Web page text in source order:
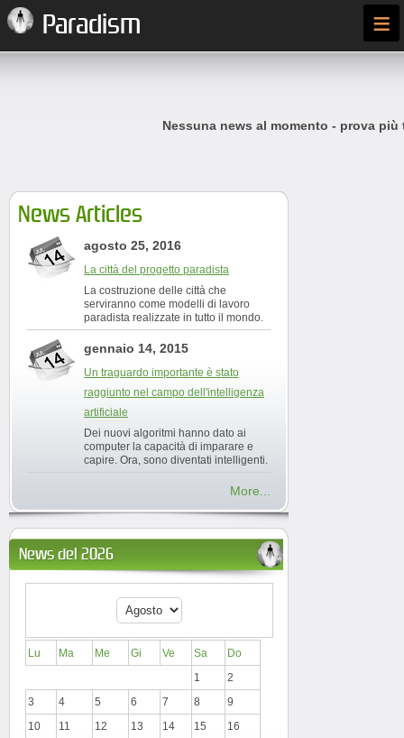
Paradism ≡
Nessuna news al momento - prova più
News Articles
agosto 25, 2016
La città del progetto paradista
La costruzione delle città che
serviranno come modelli di lavoro
paradista realizzate in tutto il mondo.
gennaio 14, 2015
Un traguardo importante è stato
raggiunto nel campo dell'intelligenza
artificiale
Dei nuovi algoritmi hanno dato ai
computer la capacità di imparare e
capire. Ora, sono diventati intelligenti.
More...
News del 2026
Lu Ma Me Gi Ve Sa
Do
1
2
3
4 5 6 7 8
9
10
11 12 13 14 15
16